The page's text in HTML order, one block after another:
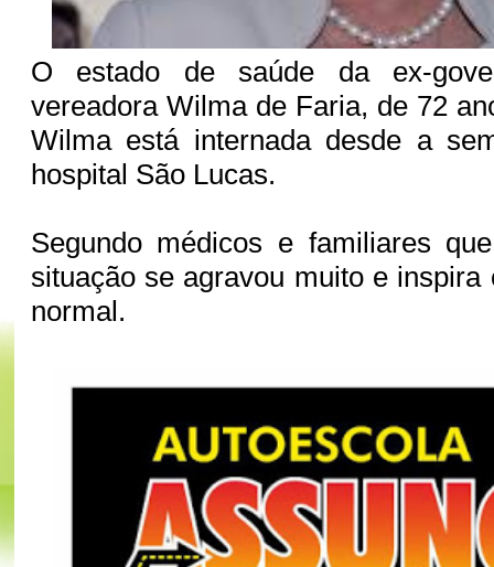
O estado de saúde da ex-
vereadora Wilma de Faria, de 72
Wilma está internada desde a
hospital São Lucas.
Segundo médicos e familiares
situação se agravou muito e inspira
normal.